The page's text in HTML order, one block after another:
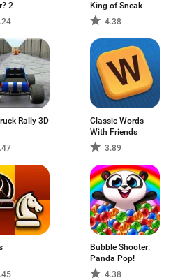
2
King of Sneak
4.38
Rally 3D
Classic Words
With Friends
3.89
Bubble Shooter:
Panda Pop!
4.38